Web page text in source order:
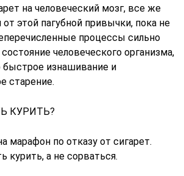
на человеческий мозг, все же
от этой пагубной привычки, пока не
процессы сильно
человеческого организма,
быстрое изнашивание и
старение.
КУРИТЬ?
марафон по отказу от сигарет.
курить, а не сорваться.